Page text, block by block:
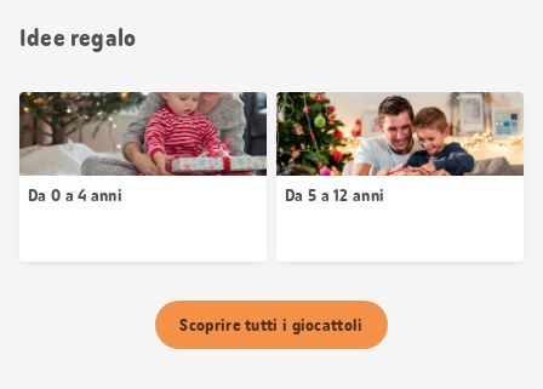
Idee regalo
Da 0 a 4 anni Da 5 a 12 anni
Scoprire tutti i giocattoli